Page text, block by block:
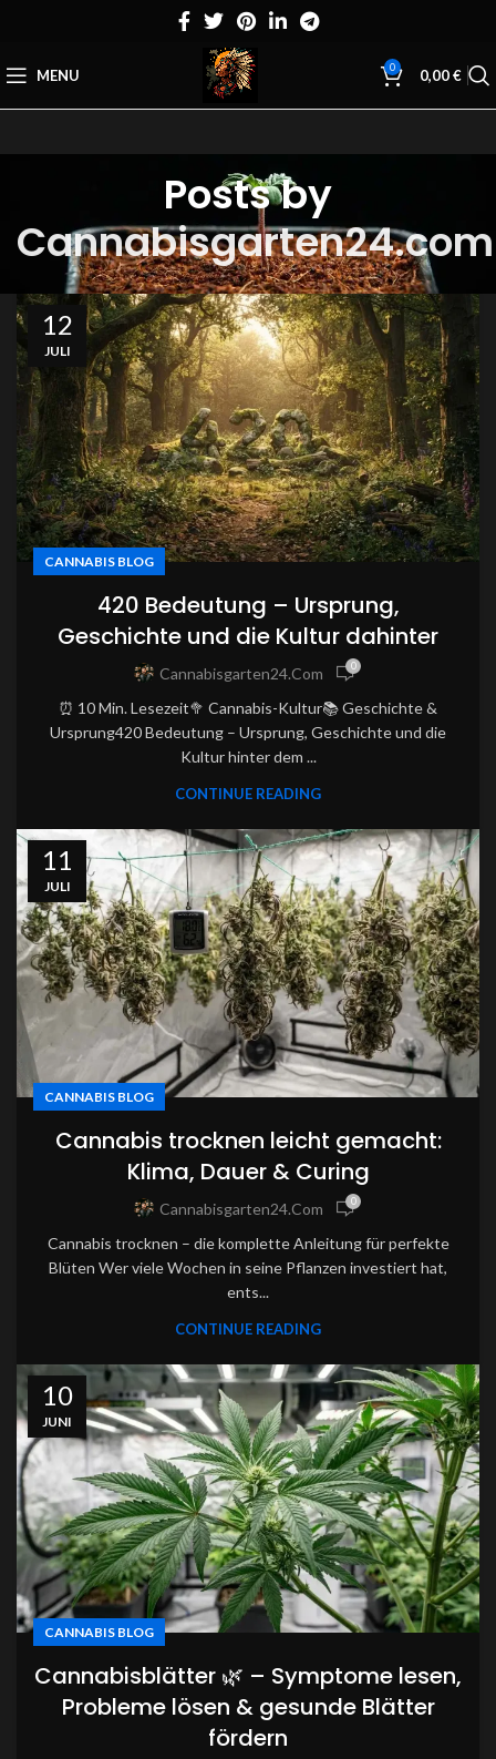
MENU 0 0,00€
Posts by
Cannabisgarten24.com
12
JULI
CANNABIS BLOG
420 Bedeutung – Ursprung,
Geschichte und die Kultur dahinter
Cannabisgarten24.com 0
⏰ 10 Min. Lesezeit🥦 Cannabis-Kultur📚 Geschichte &
Ursprung420 Bedeutung – Ursprung, Geschichte und die
Kultur hinter dem ...
CONTINUE READING
11
JULI
CANNABIS BLOG
Cannabis trocknen leicht gemacht:
Klima, Dauer & Curing
Cannabisgarten24.com 0
Cannabis trocknen – die komplette Anleitung für perfekte
Blüten Wer viele Wochen in seine Pflanzen investiert hat,
ents...
CONTINUE READING
10
JUNI
CANNABIS BLOG
Cannabisblätter 🌿 – Symptome lesen,
Probleme lösen & gesunde Blätter
fördern